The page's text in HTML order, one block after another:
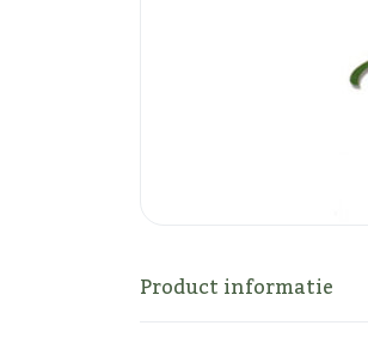
Product informatie